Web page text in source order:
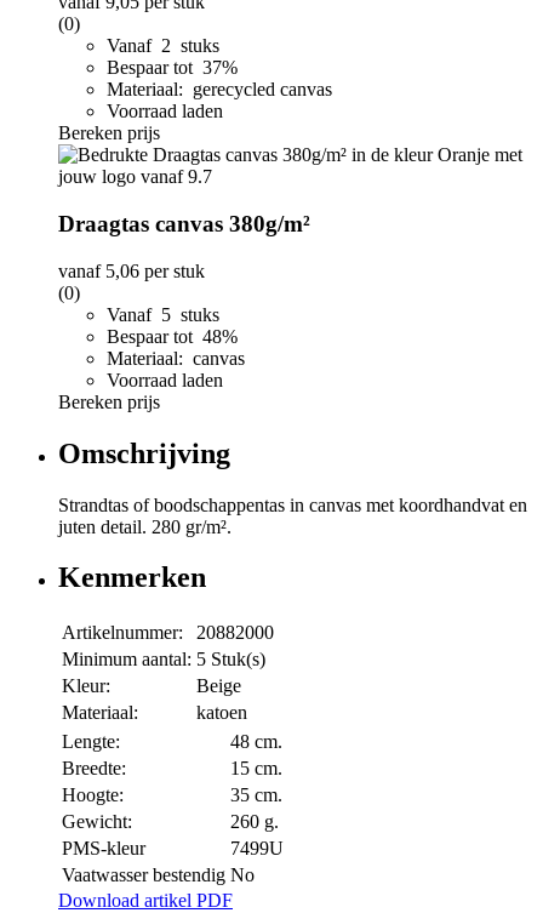
(0)
Vanaf 2 stuks
Bespaar tot 37%
Materiaal: gerecycled canvas
Voorraad laden
Bereken prijs
Draagtas canvas 380g/m²
vanaf 5,06 per stuk
(0)
Vanaf 5 stuks
Bespaar tot 48%
Materiaal: canvas
Voorraad laden
Bereken prijs
Omschrijving
Strandtas of boodschappentas in canvas met koordhandvat en
juten detail. 280 gr/m².
Kenmerken
Artikelnummer:
20882000
Minimum aantal: 5 Stuk(s)
Kleur:
Beige
Materiaal:
katoen
Lengte:
48 cm.
Breedte:
15 cm.
Hoogte:
35 cm.
Gewicht:
260 g.
PMS-kleur
7499U
Vaatwasser bestendig No
Download artikel PDF